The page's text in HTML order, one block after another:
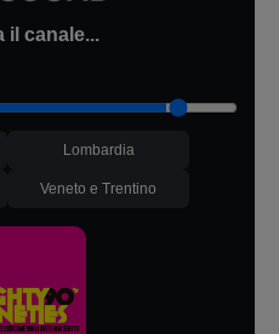
il canale...
Lombardia
Veneto e Trentino